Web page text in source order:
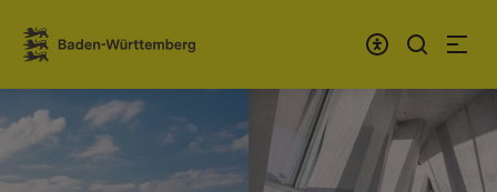
Zum Inhalt springen
Link zur Startseite